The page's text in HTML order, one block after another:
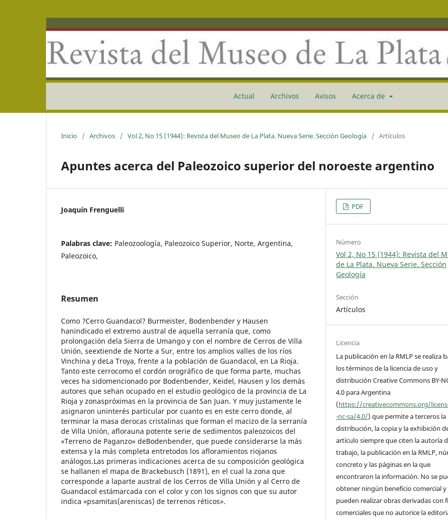
Actual Archivos Avisos Acerca de
Inicio / Archivos / Vol 2, No 15 (1944): Revista del Museo de La Plata. Nueva Serie. Sección Geología / Artículos
Apuntes acerca del Paleozoico superior del noroeste argentino
Joaquín Frenguelli
Palabras clave: Paleozoología, Paleozoico Superior, Norte, Argentina,
Paleozoico,
Resumen
Como ?Cerro Guandacol? Burmeister, Bodenbender y Hausen
hanindicado el extremo austral de aquella serranía que, como
prolongación dela Sierra de Umango y con el nombre de Cerros de Villa
Unión, seextiende de Norte a Sur, entre los amplios valles de los ríos
Vinchina y deLa Troya, frente a la población de Guandacol, en La Rioja.
Tanto este cerrocomo el cordón orográfico de que forma parte, muchas
veces ha sidomencionado por Bodenbender, Keidel, Hausen y los demás
autores que sehan ocupado en el estudio geológico de la provincia de La
Rioja y zonaspróximas en la provincia de San Juan. Y muy justamente le
asignaron uninterés particular por cuanto es en este cerro donde, al
terminar la masa derocas cristalinas que forman el macizo de la serranía
de Villa Unión, aflorauna potente serie de sedimentos paleozoicos del
«Terreno de Paganzo» deBodenbender, que puede considerarse la más
extensa y la más completa entretodos los afloramientos riojanos
análogos.Las primeras indicaciones acerca de su composición geológica
se hallanen el mapa de Brackebusch (1891), en el cual la zona que
corresponde a laparte austral de los Cerros de Villa Unión y al Cerro de
Guandacol estámarcada con el color y con los signos con que su autor
indica «psamitas(areniscas) de terrenos réticos».
PDF
Número
Vol 2, No 15 (1944): Revista del
de La Plata. Nueva Serie. Sección
Geología
Sección
Artículos
Licencia
La publicación en la RMLP se realiza
los términos de la licencia de uso y
distribución Creative Commons BY-
4.0 para Argentina
(https://creativecommons.org/
-nc-sa/4.0/) que permite a terceros la
distribución, la copia y la exhibición
artículo siempre que citen la autoría
trabajo, la publicación en la RMLP,
concreto y las páginas en la que
encontraron la información. No se
obtener ningún beneficio comercial y
pueden realizar obras derivadas con
comerciales que no autorice la